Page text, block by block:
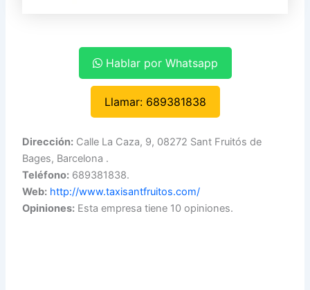
Hablar por Whatsapp
Llamar: 689381838
Dirección: Calle La Caza, 9, 08272 Sant Fruitós de
Bages, Barcelona .
Teléfono: 689381838.
Web: http://www.taxisantfruitos.com/
Opiniones: Esta empresa tiene 10 opiniones.